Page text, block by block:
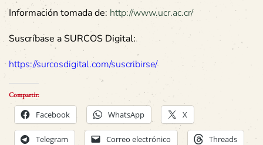
Información tomada de: http://www.ucr.ac.cr/
Suscríbase a SURCOS Digital:
https://surcosdigital.com/suscribirse/
Compartir:
Facebook WhatsApp X
Telegram Correo electrónico Threads